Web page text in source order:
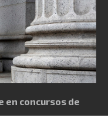
en concursos de